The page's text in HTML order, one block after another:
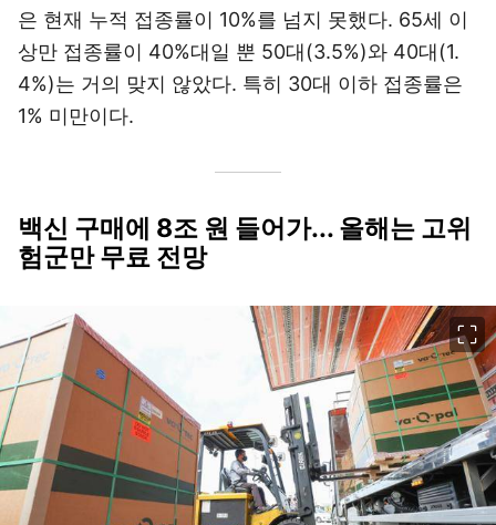
은 현재 누적 접종률이 10%를 넘지 못했다. 65세 이
상만 접종률이 40%대일 뿐 50대(3.5%)와 40대(1.
4%)는 거의 맞지 않았다. 특히 30대 이하 접종률은
1% 미만이다.
백신 구매에 8조 원 들어가... 올해는 고위
험군만 무료 전망